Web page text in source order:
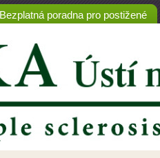
Bezplatná poradna pro postižené